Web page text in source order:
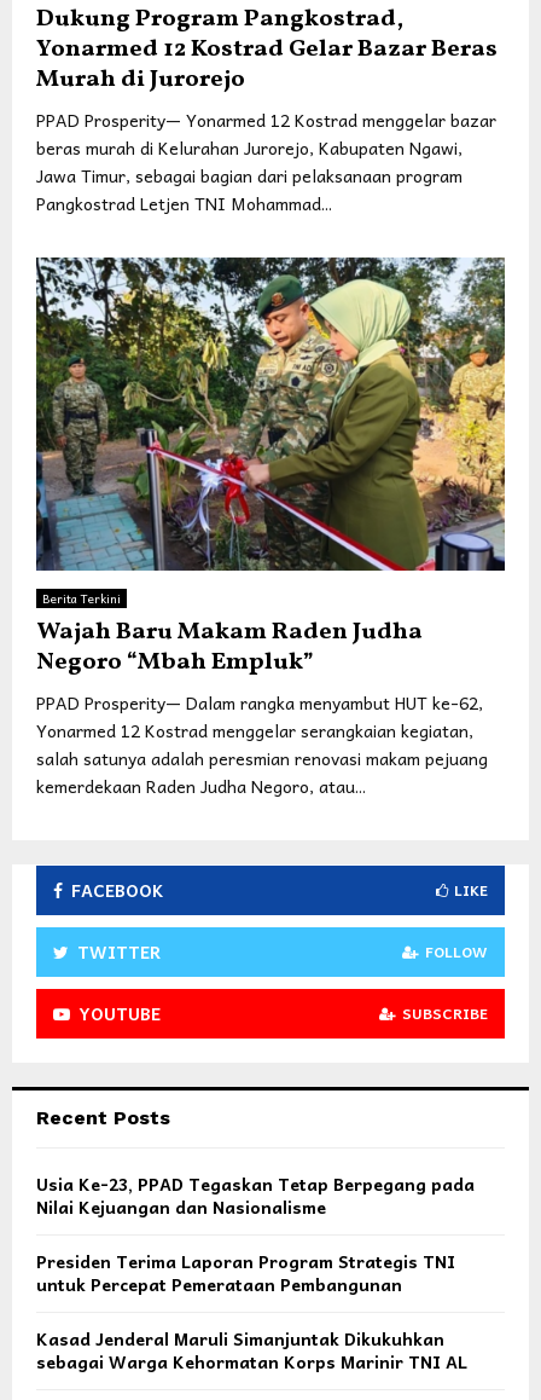
Dukung Program Pangkostrad,
Yonarmed 12 Kostrad Gelar Bazar Beras
Murah di Jurorejo
PPAD Prosperity— Yonarmed 12 Kostrad menggelar bazar
beras murah di Kelurahan Jurorejo, Kabupaten Ngawi,
Jawa Timur, sebagai bagian dari pelaksanaan program
Pangkostrad Letjen TNI Mohammad...
Berita Terkini
Wajah Baru Makam Raden Judha
Negoro “Mbah Empluk”
PPAD Prosperity— Dalam rangka menyambut HUT ke-62,
Yonarmed 12 Kostrad menggelar serangkaian kegiatan,
salah satunya adalah peresmian renovasi makam pejuang
kemerdekaan Raden Judha Negoro, atau...
FACEBOOK LIKE
TWITTER FOLLOW
YOUTUBE SUBSCRIBE
Recent Posts
Usia Ke-23, PPAD Tegaskan Tetap Berpegang pada
Nilai Kejuangan dan Nasionalisme
Presiden Terima Laporan Program Strategis TNI
untuk Percepat Pemerataan Pembangunan
Kasad Jenderal Maruli Simanjuntak Dikukuhkan
sebagai Warga Kehormatan Korps Marinir TNI AL